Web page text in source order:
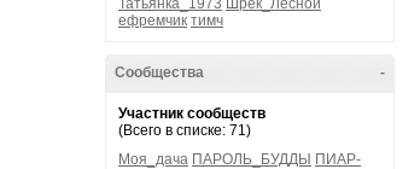
Татьянка_1973 Шрек_Лесной
ефремчик тимч
-
Сообщества
Участник сообществ
(Всего в списке: 71)
Моя_дача ПАРОЛЬ_БУДДЫ ПИАР-